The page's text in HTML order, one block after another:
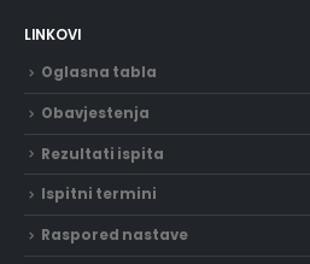
LINKOVI
Oglasna tabla
Obavjestenja
Rezultati ispita
Ispitni termini
Raspored nastave